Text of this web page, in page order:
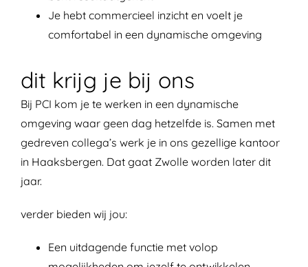
Je hebt commercieel inzicht en voelt je
comfortabel in een dynamische omgeving
dit krijg je bij ons
Bij PCI kom je te werken in een dynamische
omgeving waar geen dag hetzelfde is. Samen met
gedreven collega’s werk je in ons gezellige kantoor
in Haaksbergen. Dat gaat Zwolle worden later dit
jaar.
verder bieden wij jou:
Een uitdagende functie met volop